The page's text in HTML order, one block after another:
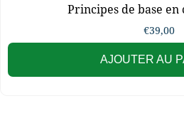
Principes de base
€39,00
AJOUTER AU